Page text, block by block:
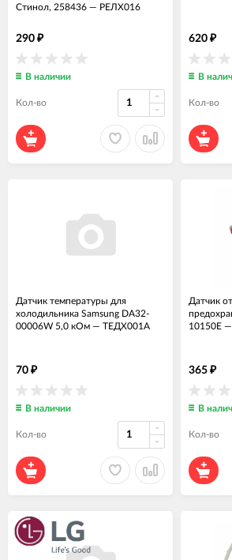
Стинол, 258436 — РЕЛХ016
290 ₽
В наличии
Кол-во
620 ₽
В
Кол-во
Датчик температуры для
холодильника Samsung DA32-
00006W 5,0 кОм — ТЕДХ001А
70 ₽
В наличии
Кол-во
Датчик
10150E —
365 ₽
В
Кол-во